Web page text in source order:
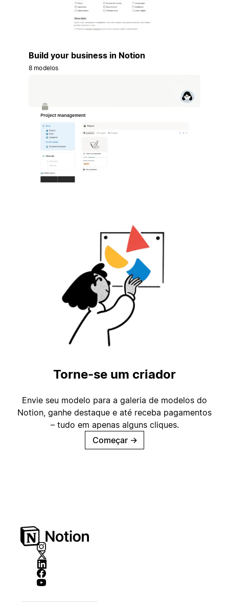
Build your business in Notion
8 modelos
Torne-se um criador
Envie seu modelo para a galeria de modelos do
Notion, ganhe destaque e até receba pagamentos
– tudo em apenas alguns cliques.
Começar →